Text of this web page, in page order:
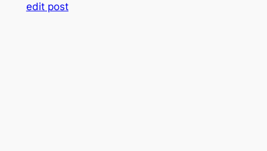
edit post